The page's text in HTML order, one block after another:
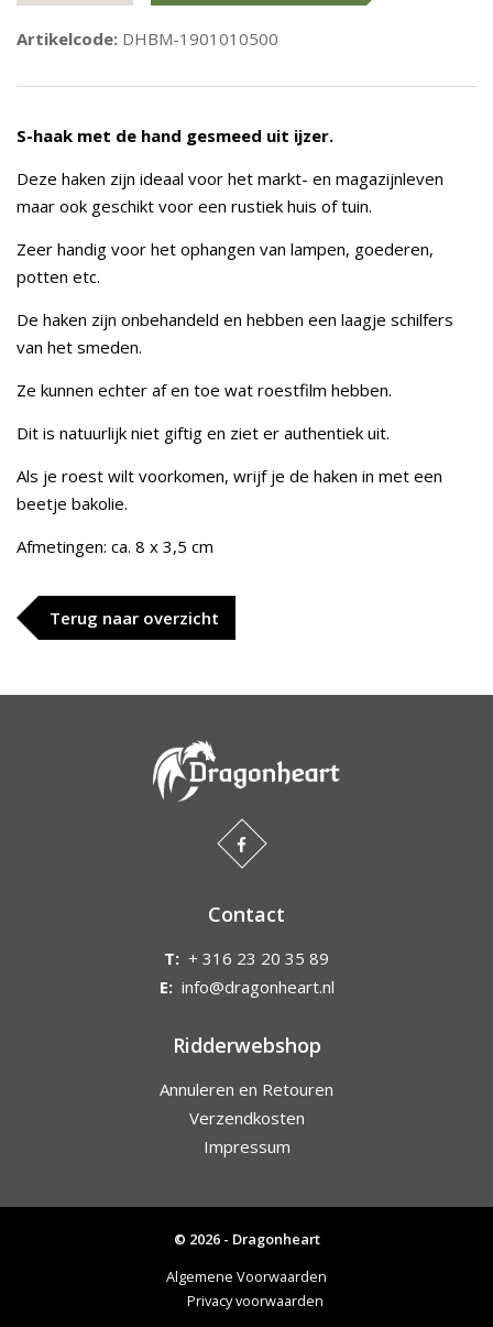
Artikelcode: DHBM-1901010500
S-haak met de hand gesmeed uit ijzer.
Deze haken zijn ideaal voor het markt- en magazijnleven
maar ook geschikt voor een rustiek huis of tuin.
Zeer handig voor het ophangen van lampen, goederen,
potten etc.
De haken zijn onbehandeld en hebben een laagje schilfers
van het smeden.
Ze kunnen echter af en toe wat roestfilm hebben.
Dit is natuurlijk niet giftig en ziet er authentiek uit.
Als je roest wilt voorkomen, wrijf je de haken in met een
beetje bakolie.
Afmetingen: ca. 8 x 3,5 cm
Terug naar overzicht
Contact
T: + 316 23 20 35 89
E: info@dragonheart.nl
Ridderwebshop
Annuleren en Retouren
Verzendkosten
Impressum
© 2026 - Dragonheart
Algemene Voorwaarden
Privacy voorwaarden